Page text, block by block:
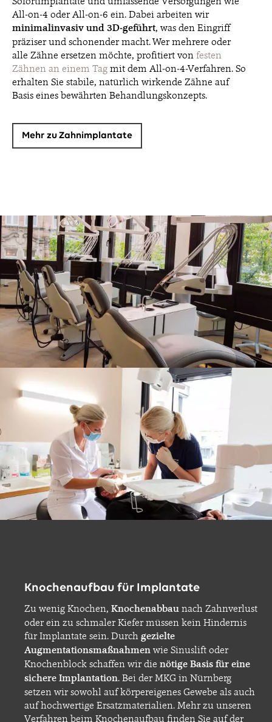
All-on-4 oder All-on-6 ein. Dabei arbeiten wir
minimalinvasiv und 3D-geführt, was den Eingriff
präziser und schonender macht. Wer mehrere oder
alle Zähne ersetzen möchte, profitiert von festen
Zähnen an einem Tag mit dem All-on-4-Verfahren. So
erhalten Sie stabile, natürlich wirkende Zähne auf
Basis eines bewährten Behandlungskonzepts.
Mehr zu Zahnimplantate
Knochenaufbau für Implantate
Zu wenig Knochen, Knochenabbau nach Zahnverlust
oder ein zu schmaler Kiefer müssen kein Hindernis
für Implantate sein. Durch gezielte
Augmentationsmaßnahmen wie Sinuslift oder
Knochenblock schaffen wir die nötige Basis für eine
sichere Implantation. Bei der MKG in Nürnberg
setzen wir sowohl auf körpereigenes Gewebe als auch
auf hochwertige Ersatzmaterialien. Mehr zu unseren
Verfahren beim Knochenaufbau finden Sie auf der